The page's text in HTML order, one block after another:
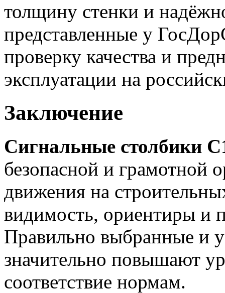
толщину стенки и
представленные у
проверку качества и
эксплуатации на
Заключение
Сигнальные столбики
безопасной и грамотной
движения на
видимость, ориентиры и
Правильно выбранные и
значительно повышают
соответствие нормам.